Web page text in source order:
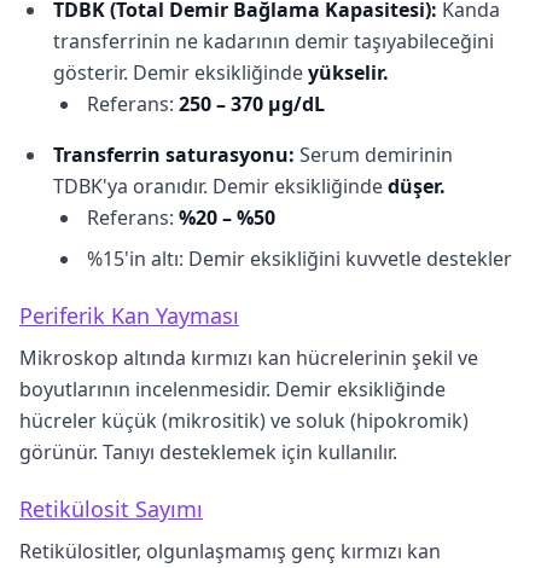
TDBK (Total Demir Bağlama Kapasitesi): Kanda
transferrinin ne kadarının demir taşıyabileceğini
gösterir. Demir eksikliğindeyükselir.
Referans: 250 – 370 μg/dL
Transferrin saturasyonu: Serum demirinin
TDBK'ya oranıdır. Demir eksikliğindedüşer.
Referans: %20 – %50
%15'in altı: Demir eksikliğini kuvvetle destekler
Periferik Kan Yayması
Mikroskop altında kırmızı kan hücrelerinin şekil ve
boyutlarının incelenmesidir. Demir eksikliğinde
hücreler küçük (mikrositik) ve soluk (hipokromik)
görünür. Tanıyı desteklemek için kullanılır.
Retikülosit Sayımı
Retikülositler, olgunlaşmamış genç kırmızı kan